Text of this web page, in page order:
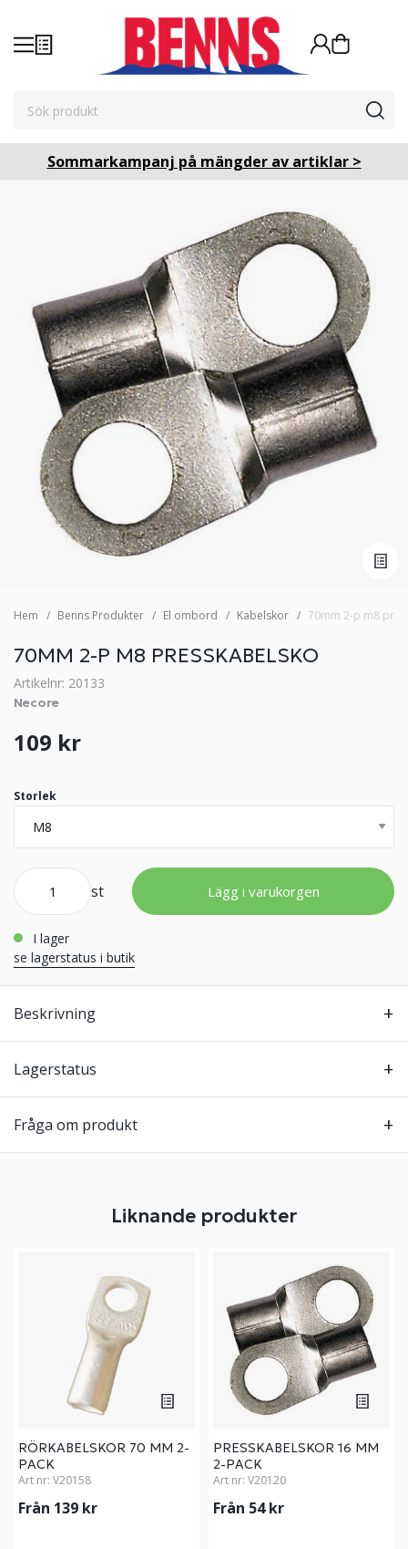
Sommarkampanj på mängder av artiklar >
Hem Benns Produkter El ombord Kabelskor 70mm 2-p m8
70MM 2-P M8 PRESSKABELSKO
Artikelnr: 20133
Necore
109 kr
Storlek
st Lägg i varukorgen
i lager
se lagerstatus i butik
Beskrivning
Lagerstatus
Fråga om produkt
Liknande produkter
RÖRKABELSKOR 70 MM 2-
PACK
Art nr: V20158
Från 139 kr
PRESSKABELSKOR 16 MM
2-PACK
Art nr: V20120
Från 54 kr